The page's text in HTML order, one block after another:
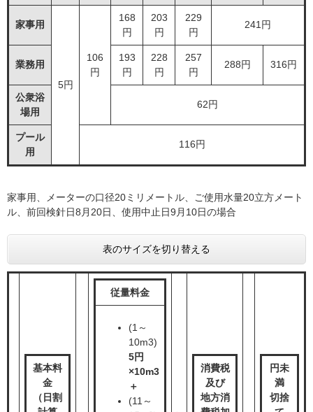
家事用
5円
106
円
168
円
203
円
229
円
241円
業務用
193
円
228
円
257
円
288円 316円
公衆浴
場用
62円
プール
用
116円
家事用、メーターの口径20ミリメートル、ご使用水量20立方メート
ル、前回検針日8月20日、使用中止日9月10日の場合
表のサイズを切り替える
基本料
金
（日割
従量料金
(1～
10m3)
5円
×10m3
＋
(11～
消費税
及び
地方消
円未
満
切捨